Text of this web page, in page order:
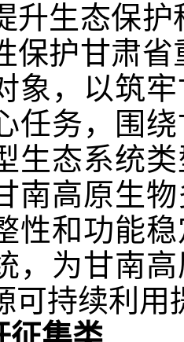
升生态保
保护甘肃
象，以筑
任务，围
生态系统
南高原生
性和功能
，为甘南
可持续利用